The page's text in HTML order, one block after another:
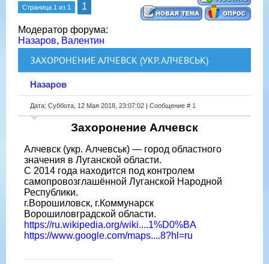
Страница 1 из 1 1
Модератор форума:
Назаров, Валентин
ЗАХОРОНЕНИЕ АЛЧЕВСК (УКР. АЛЧЕВСЬК)
Назаров
Дата: Суббота, 12 Мая 2018, 23:07:02 | Сообщение # 1
Захоронение Алчевск
Алчевск (укр. Алчевськ) — город областного
значения в Луганской области.
С 2014 года находится под контролем
самопровозглашённой Луганской Народной
Республики.
г.Ворошиловск, г.Коммунарск
Ворошиловградской области.
https://ru.wikipedia.org/wiki....1%D0%BA
https://www.google.com/maps....8?hl=ru